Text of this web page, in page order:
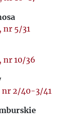
nr 5/31
nr 10/36
nr 2/40-3/41